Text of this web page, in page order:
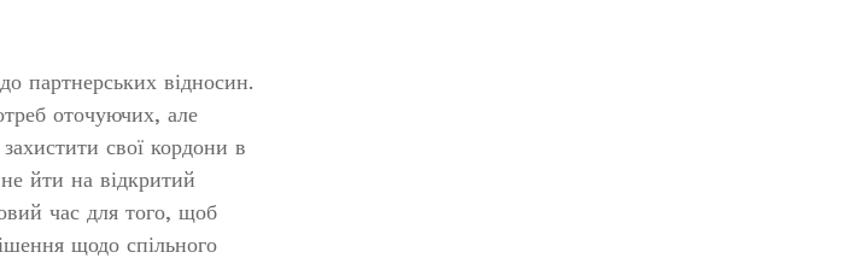
партнерських відносин.
оточуючих, але
свої кордони в
йти на відкритий
час для того, щоб
щодо спільного